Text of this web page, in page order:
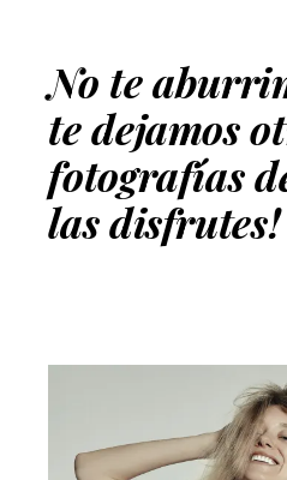
No te
te dejamos
fotografías
las disfrutes!